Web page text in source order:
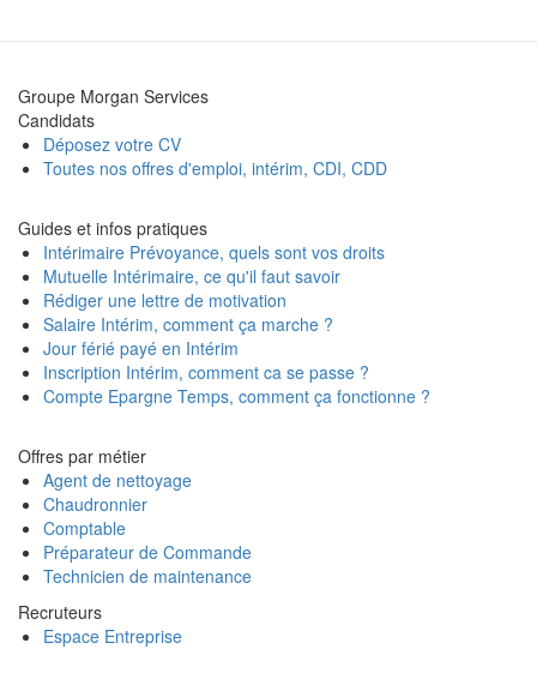
Groupe Morgan Services
Candidats
Déposez votre CV
Toutes nos offres d'emploi, intérim, CDI, CDD
Guides et infos pratiques
Intérimaire Prévoyance, quels sont vos droits
Mutuelle Intérimaire, ce qu'il faut savoir
Rédiger une lettre de motivation
Salaire Intérim, comment ça marche ?
Jour férié payé en Intérim
Inscription Intérim, comment ca se passe ?
Compte Epargne Temps, comment ça fonctionne ?
Offres par métier
Agent de nettoyage
Chaudronnier
Comptable
Préparateur de Commande
Technicien de maintenance
Recruteurs
Espace Entreprise